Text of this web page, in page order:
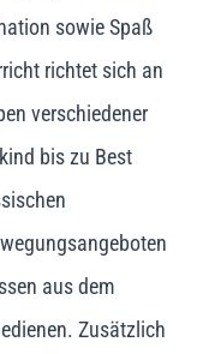
sowie Spaß
richtet sich an
verschiedener
bis zu Best
aus dem
Zusätzlich